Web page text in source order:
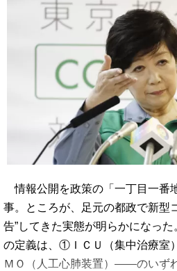
情報公開を政策の「一丁目一番
事。ところが、足元の都政で新型
告”してきた実態が明らかになっ
の定義は、①ＩＣＵ（集中治療室
ＭＯ（人工心肺装置）――のいず